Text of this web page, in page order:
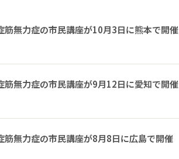
無力症の市民講座が10月3日に熊本で開催
無力症の市民講座が9月12日に愛知で開催
無力症の市民講座が8月8日に広島で開催